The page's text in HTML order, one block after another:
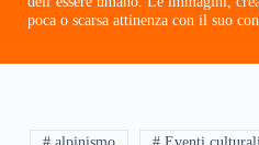
poca o scarsa attinenza con il suo